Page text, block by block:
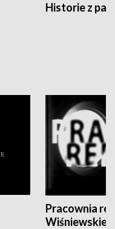
Historie z
Pracownia